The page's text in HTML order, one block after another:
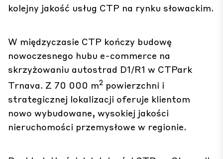
kolejny jakość usług CTP na rynku słowackim.
W międzyczasie CTP kończy budowę
nowoczesnego hubu e-commerce na
skrzyżowaniu autostrad D1/R1 w CTPark
Trnava. Z 70 000 m2 powierzchni i
strategicznej lokalizacji oferuje klientom
nowo wybudowane, wysokiej jakości
nieruchomości przemysłowe w regionie.